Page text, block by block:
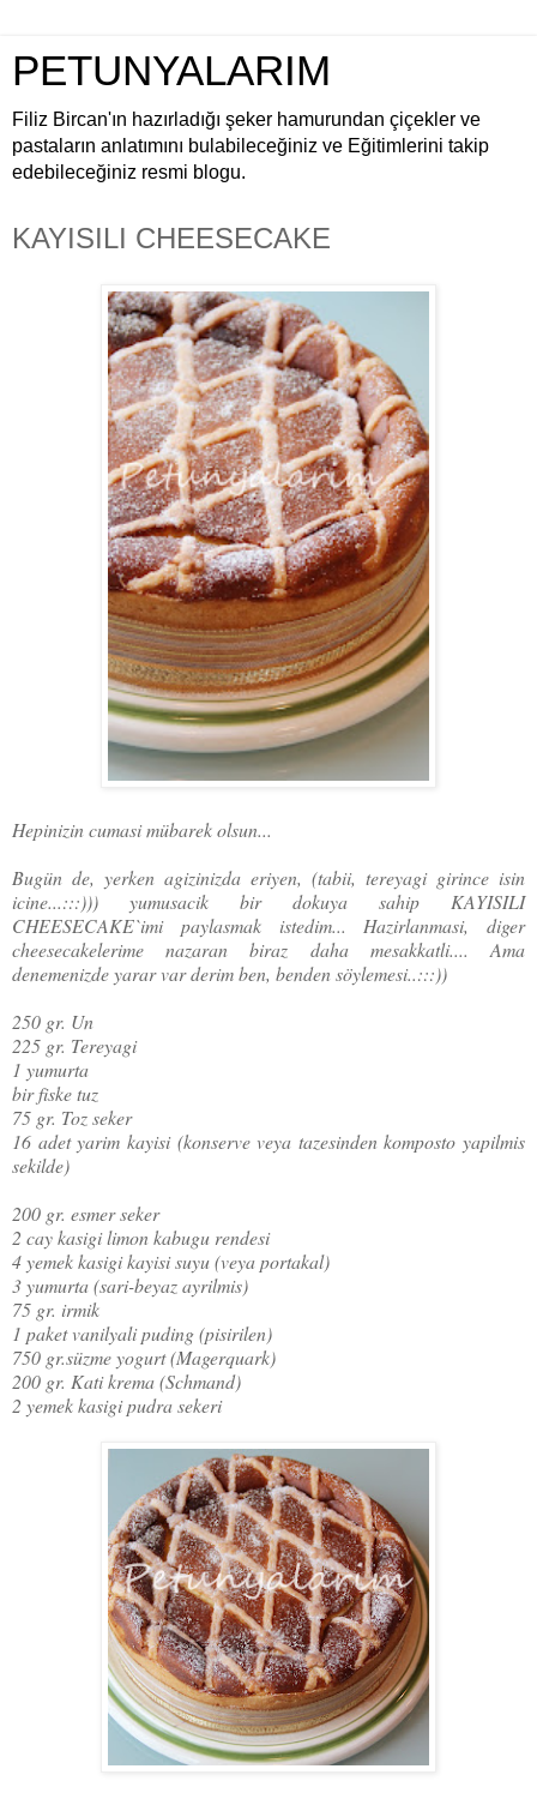
PETUNYALARIM
Filiz Bircan'ın hazırladığı şeker hamurundan çiçekler ve
pastaların anlatımını bulabileceğiniz ve Eğitimlerini takip
edebileceğiniz resmi blogu.
KAYISILI CHEESECAKE
Hepinizin cumasi mübarek olsun...
Bugün de, yerken agizinizda eriyen, (tabii, tereyagi girince isin
icine...:::))) yumusacik bir dokuya sahip KAYISILI
CHEESECAKE`imi paylasmak istedim... Hazirlanmasi, diger
cheesecakelerime nazaran biraz daha mesakkatli.... Ama
denemenizde yarar var derim ben, benden söylemesi..:::))
250 gr. Un
225 gr. Tereyagi
1 yumurta
bir fiske tuz
75 gr. Toz seker
16 adet yarim kayisi (konserve veya tazesinden komposto yapilmis
sekilde)
200 gr. esmer seker
2 cay kasigi limon kabugu rendesi
4 yemek kasigi kayisi suyu (veya portakal)
3 yumurta (sari-beyaz ayrilmis)
75 gr. irmik
1 paket vanilyali puding (pisirilen)
750 gr.süzme yogurt (Magerquark)
200 gr. Kati krema (Schmand)
2 yemek kasigi pudra sekeri